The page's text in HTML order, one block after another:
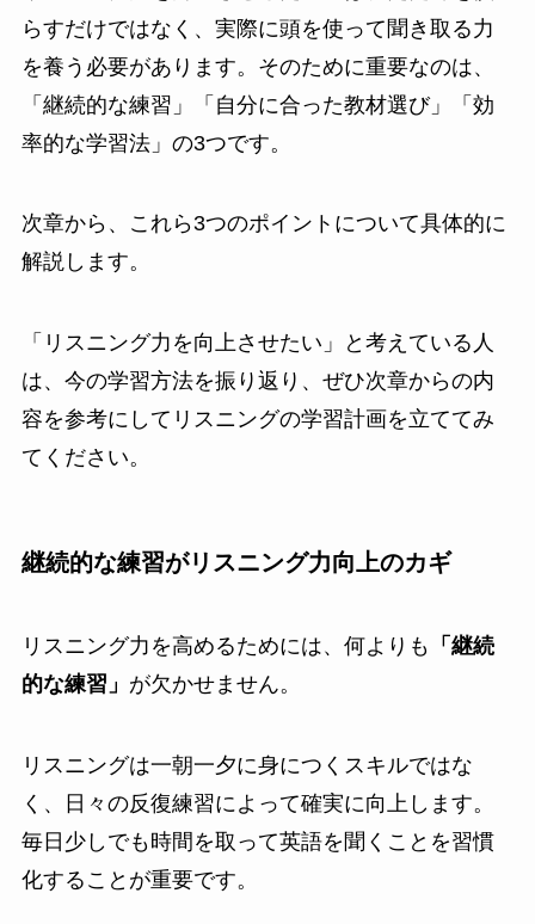
らすだけではなく、実際に頭を使って聞き取る力
を養う必要があります。そのために重要なのは、
「継続的な練習」「自分に合った教材選び」「効
率的な学習法」の3つです。
次章から、これら3つのポイントについて具体的に
解説します。
「リスニング力を向上させたい」と考えている人
は、今の学習方法を振り返り、ぜひ次章からの内
容を参考にしてリスニングの学習計画を立ててみ
てください。
継続的な練習がリスニング力向上のカギ
リスニング力を高めるためには、何よりも 「継続
的な練習」 が欠かせません。
リスニングは一朝一夕に身につくスキルではな
く、日々の反復練習によって確実に向上します。
毎日少しでも時間を取って英語を聞くことを習慣
化することが重要です。